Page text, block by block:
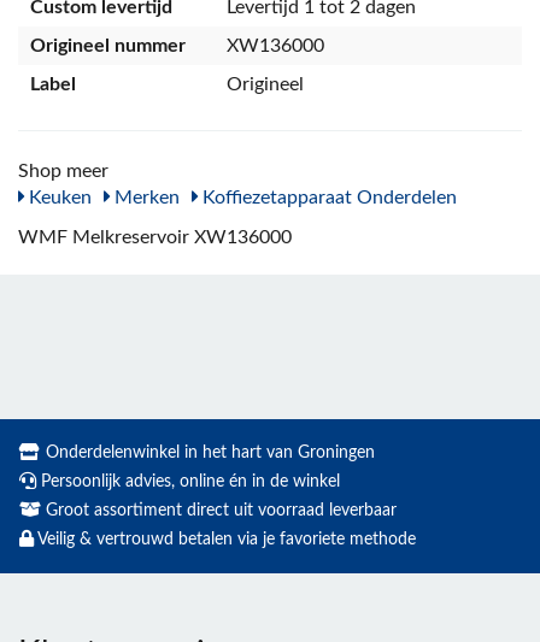
Custom levertijd
Levertijd 1 tot 2 dagen
Origineel nummer
XW136000
Label
Origineel
Shop meer
Keuken
Merken Koffiezetapparaat Onderdelen
WMF Melkreservoir XW136000
Onderdelenwinkel in het hart van Groningen
Persoonlijk advies, online én in de winkel
Groot assortiment direct uit voorraad leverbaar
Veilig & vertrouwd betalen via je favoriete methode